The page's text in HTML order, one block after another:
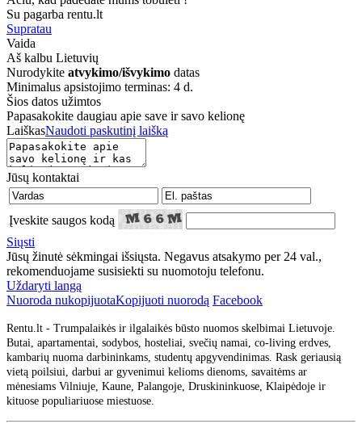
Su pagarba rentu.lt
Supratau
Vaida
Aš kalbu Lietuvių
Nurodykite atvykimo/išvykimo datas
Minimalus apsistojimo terminas: 4 d.
Šios datos užimtos
Papasakokite daugiau apie save ir savo kelionę
LaiškasNaudoti paskutinį laišką
Jūsų kontaktai
Įveskite saugos kodą
Siųsti
Jūsų žinutė sėkmingai išsiųsta. Negavus atsakymo per 24 val.,
rekomenduojame susisiekti su nuomotoju telefonu.
Uždaryti langą
Nuoroda nukopijuotaKopijuoti nuorodą Facebook
Rentu.lt - Trumpalaikės ir ilgalaikės būsto nuomos skelbimai Lietuvoje.
Butai, apartamentai, sodybos, hosteliai, svečių namai, co-living erdves,
kambarių nuoma darbininkams, studentų apgyvendinimas. Rask geriausią
vietą poilsiui, darbui ar gyvenimui kelioms dienoms, savaitėms ar
mėnesiams Vilniuje, Kaune, Palangoje, Druskininkuose, Klaipėdoje ir
kituose populiariuose miestuose.